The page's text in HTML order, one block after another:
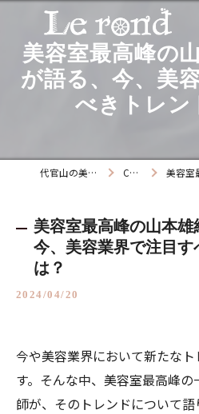
美容室最高峰の
が語る、今、美
べきトレン
代官山の美容院ならLe rond COLUMN 美容室最高峰
美容室最高峰の山本雄
今、美容業界で注目す
は？
2024/04/20
今や美容業界において新たな
す。そんな中、美容室最高峰
師が、そのトレンドについて